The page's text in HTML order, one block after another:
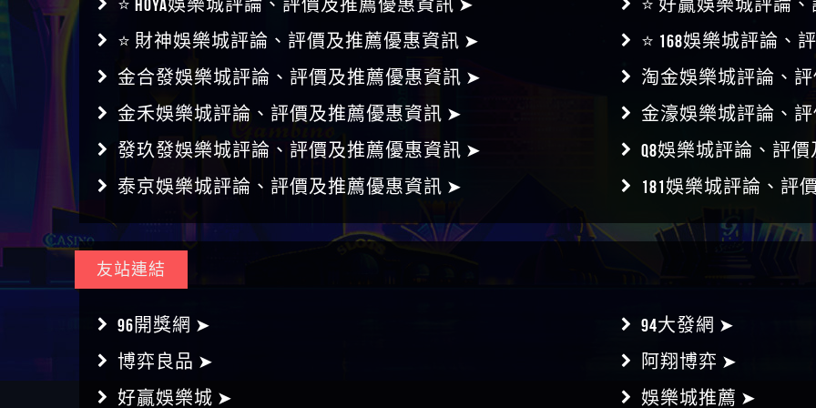
⭐ HOYA娛樂城評論、評價及推薦優惠資訊 ➤
⭐ 好贏娛樂城評論
⭐ 財神娛樂城評論、評價及推薦優惠資訊 ➤
⭐ 168娛樂城評論、
金合發娛樂城評論、評價及推薦優惠資訊 ➤
淘金娛樂城評論、
金禾娛樂城評論、評價及推薦優惠資訊 ➤
金濠娛樂城評論、
發玖發娛樂城評論、評價及推薦優惠資訊 ➤
Q8娛樂城評論、評
泰京娛樂城評論、評價及推薦優惠資訊 ➤
181娛樂城評論、評
友站連結
96開獎網 ➤
94大發網 ➤
博弈良品 ➤
阿翔博弈 ➤
好贏娛樂城 ➤
娛樂城推薦 ➤